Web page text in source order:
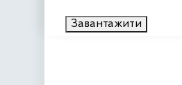
Завантажити